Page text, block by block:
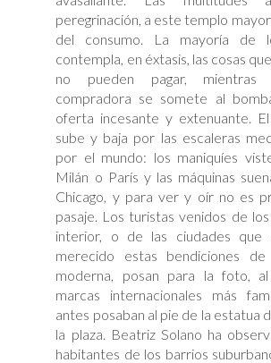
peregrinación, a este templo mayor
del consumo. La mayoría de
contempla, en éxtasis, las cosas
no pueden pagar, mientras
compradora se somete al
oferta incesante y extenuante.
sube y baja por las escaleras
por el mundo: los maniquíes
Milán o París y las máquinas
Chicago, y para ver y oír no es
pasaje. Los turistas venidos de
interior, o de las ciudades que
merecido estas bendiciones
moderna, posan para la foto,
marcas internacionales más
antes posaban al pie de la estatua
la plaza. Beatriz Solano ha
habitantes de los barrios